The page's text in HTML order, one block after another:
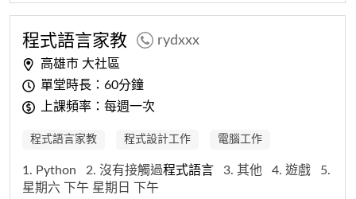
程式語言家教 rydxxx
高雄市 大社區
單堂時長：60分鐘
上課頻率：每週一次
程式語言家教 程式設計工作 電腦工作
1. Python 2. 沒有接觸過程式語言 3. 其他 4. 遊戲
5.
星期六 下午 星期日 下午